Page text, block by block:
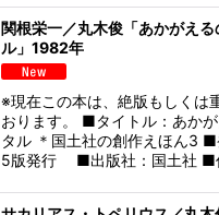
関根栄一／丸木俊「あかがえる
ル」1982年
※現在この本は、絶版もしくは
おります。 ■タイトル：あか
タル ＊国土社の創作えほん3
5版発行 ■出版社：国土社 ■